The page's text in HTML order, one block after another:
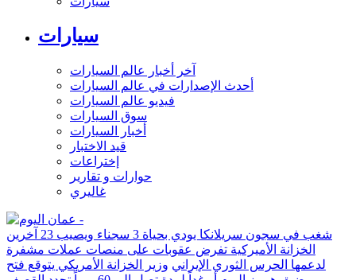
سيارات
آخر أخبار عالم السيارات
أحدث الإصدارات في عالم السيارات
فيديو عالم السيارات
سوق السيارات
أخبار السيارات
قيد الاختبار
إختراعات
حوارات و تقارير
غاليري
شغب في سجون سريلانكا يودي بحياة 3 سجناء ويصيب 23 آخرين
الخزانة الأميركية تفرض عقوبات على منصات عملات مشفرة
لدعمها الحرس الثوري الإيراني وزير الخزانة الأمريكي يتوقع فتح